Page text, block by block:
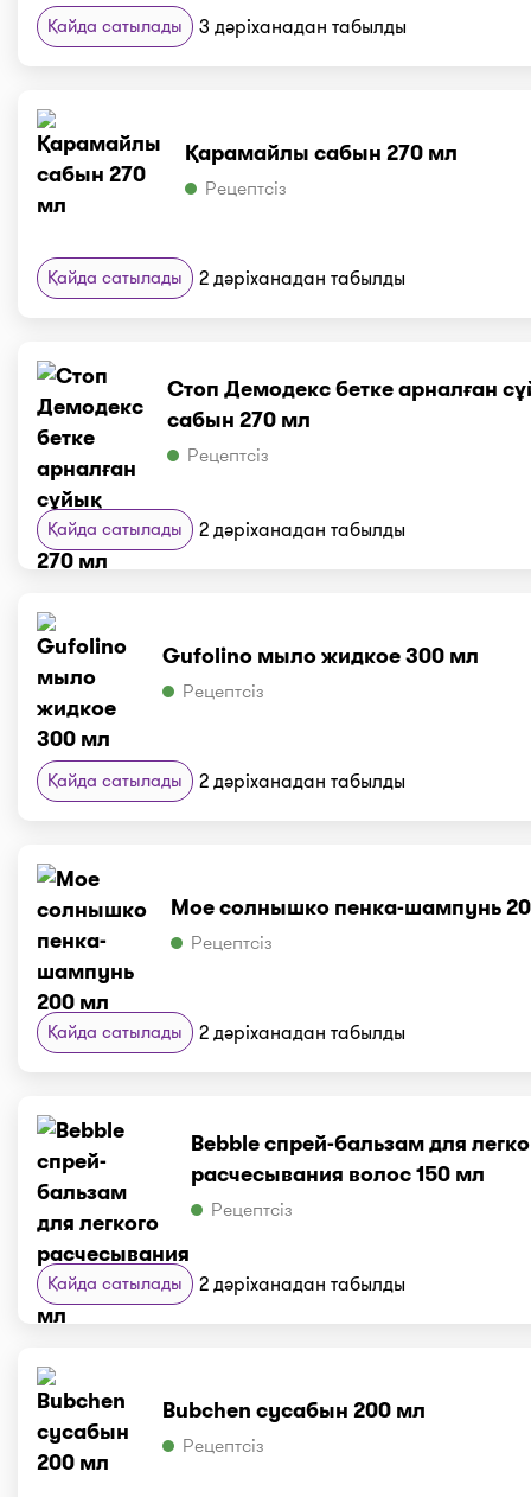
Қайда сатылады 3 дәріханадан табылды
Қарамайлы сабын 270 мл
Рецептсіз
Қайда сатылады 2 дәріханадан табылды
Стоп Демодекс бетке арналған
сабын 270 мл
Рецептсіз
Қайда сатылады 2 дәріханадан табылды
Gufolino мыло жидкое 300 мл
Рецептсіз
Қайда сатылады 2 дәріханадан табылды
Мое солнышко пенка-шампунь
Рецептсіз
Қайда сатылады 2 дәріханадан табылды
Bebble спрей-бальзам для
расчесывания волос 150 мл
Рецептсіз
Қайда сатылады 2 дәріханадан табылды
Bubchen сусабын 200 мл
Рецептсіз